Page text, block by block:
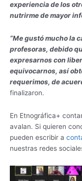
experiencia de los
nutrirme de mayor
“Me gustó mucho la
profesoras, debido
expresarnos con
equivocarnos, así
requerimos, de
finalizaron.
En Etnográfica+
avalan. Si quieren
pueden escribir a
nuestras redes